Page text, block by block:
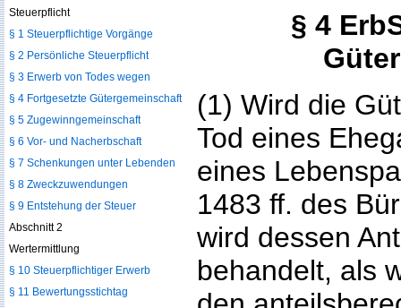
§ 4
(1) Wird die
Tod eines
eines
1483 ff. des
wird dessen
behandelt, als
Steuerpflicht
§ 1 Steuerpflichtige Vorgänge
§ 2 Persönliche Steuerpflicht
§ 3 Erwerb von Todes wegen
§ 4 Fortgesetzte Gütergemeinschaft
§ 5 Zugewinngemeinschaft
§ 6 Vor- und Nacherbschaft
§ 7 Schenkungen unter Lebenden
§ 8 Zweckzuwendungen
§ 9 Entstehung der Steuer
Abschnitt 2
Wertermittlung
§ 10 Steuerpflichtiger Erwerb
§ 11 Bewertungsstichtag